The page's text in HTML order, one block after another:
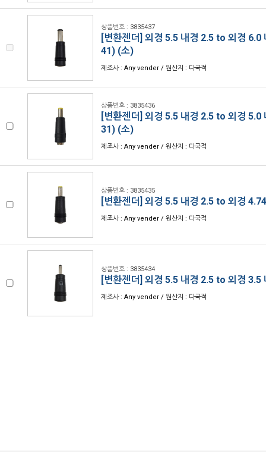
상품번호 : 3835437
[변환젠더] 외경 5.5 내경 2.5 to 외경 6.0
41) (소)
제조사 : Any vender / 원산지 : 다국적
상품번호 : 3835436
[변환젠더] 외경 5.5 내경 2.5 to 외경 5.0
31) (소)
제조사 : Any vender / 원산지 : 다국적
상품번호 : 3835435
[변환젠더] 외경 5.5 내경 2.5 to 외경
제조사 : Any vender / 원산지 : 다국적
상품번호 : 3835434
[변환젠더] 외경 5.5 내경 2.5 to 외경 3.5
제조사 : Any vender / 원산지 : 다국적